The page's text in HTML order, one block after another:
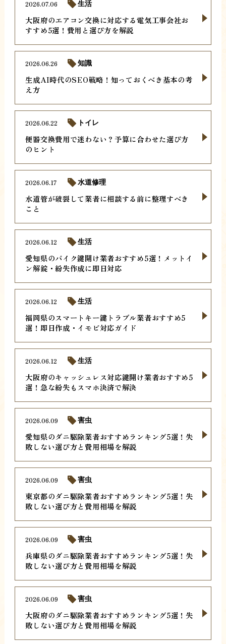
大阪府のエアコン交換に対応する電気工事会社お
すすめ5選！費用と選び方を解説
2026.07.06 生活
生成AI時代のSEO戦略！知っておくべき基本の考
え方
2026.06.26 知識
便器交換費用で迷わない？予算に合わせた選び方
のヒント
2026.06.22 トイレ
水道管が破裂して業者に相談する前に整理すべき
こと
2026.06.17 水道修理
愛知県のバイク鍵開け業者おすすめ5選！メットイ
ン解錠・紛失作成に即日対応
2026.06.12 生活
福岡県のスマートキー鍵トラブル業者おすすめ5
選！即日作成・イモビ対応ガイド
2026.06.12 生活
大阪府のキャッシュレス対応鍵開け業者おすすめ5
選！急な紛失もスマホ決済で解決
2026.06.12 生活
愛知県のダニ駆除業者おすすめランキング5選！失
敗しない選び方と費用相場を解説
2026.06.09 害虫
東京都のダニ駆除業者おすすめランキング5選！失
敗しない選び方と費用相場を解説
2026.06.09 害虫
兵庫県のダニ駆除業者おすすめランキング5選！失
敗しない選び方と費用相場を解説
2026.06.09 害虫
大阪府のダニ駆除業者おすすめランキング5選！失
敗しない選び方と費用相場を解説
2026.06.09 害虫